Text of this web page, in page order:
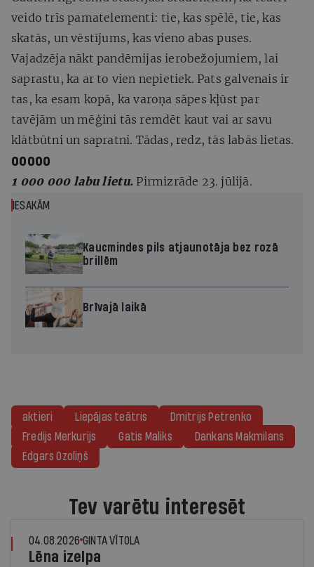
veido trīs pamatelementi: tie, kas spēlē, tie, kas
skatās, un vēstījums, kas vieno abas puses.
Vajadzēja nākt pandēmijas ierobežojumiem, lai
saprastu, ka ar to vien nepietiek. Pats galvenais ir
tas, ka esam kopā, ka varoņa sāpes kļūst par
tavējām un mēģini tās remdēt kaut vai ar savu
klātbūtni un sapratni. Tādas, redz, tās labās lietas.
ooooo
1 000 000 labu lietu. Pirmizrāde 23. jūlijā.
IESAKĀM
Kaucmindes pils atjaunotāja bez rozā
brillēm
Brīvajā laikā
aktieri Liepājas teātris
Dmitrijs Petrenko
Fredijs Merkurijs
Gatis Maliks
Dankans Makmilans
Edgars Ozoliņš
Tev varētu interesēt
04.08.2026 GINTA VĪTOLA
Lēna izelpa